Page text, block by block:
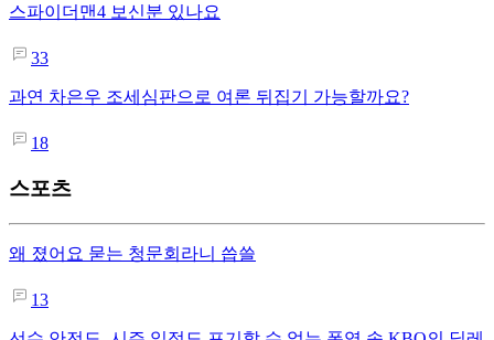
스파이더맨4 보신분 있나요
33
과연 차은우 조세심판으로 여론 뒤집기 가능할까요?
18
스포츠
왜 졌어요 묻는 청문회라니 씁쓸
13